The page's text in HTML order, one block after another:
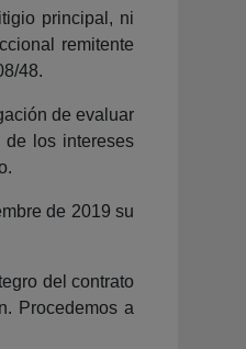
principal, ni
remitente
48.
de evaluar
de los intereses
de 2019 su
del contrato
Procedemos a